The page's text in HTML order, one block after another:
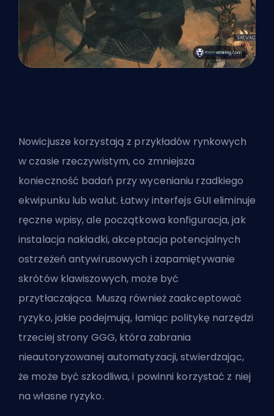
Nowicjusze korzystają z przykładów rynkowych
w czasie rzeczywistym, co zmniejsza
konieczność badań przy wycenianiu rzadkiego
ekwipunku lub walut. Łatwy interfejs GUI eliminuje
ręczne wpisy, ale początkowa konfiguracja, jak
instalacja nakładki, akceptacja potencjalnych
ostrzeżeń antywirusowych i zapamiętywanie
skrótów klawiszowych, może być
przytłaczająca. Muszą również zaakceptować
ryzyko, jakie podejmują, łamiąc politykę narzędzi
trzeciej strony GGG, która zabrania
nieautoryzowanej automatyzacji, stwierdzając,
że może być szkodliwa, i powinni korzystać z niej
na własne ryzyko.